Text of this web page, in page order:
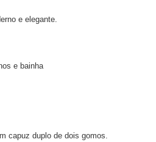
e elegante.
e bainha
capuz duplo de dois gomos.